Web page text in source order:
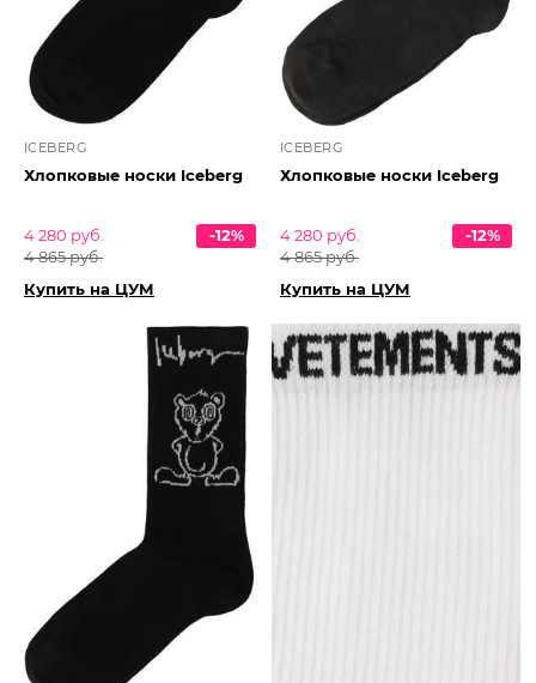
ICEBERG
Хлопковые носки Iceberg
4 280 руб.
4 865 руб.
-12%
Купить на ЦУМ
ICEBERG
Хлопковые носки Iceberg
4 280 руб.
4 865 руб.
-12%
Купить на ЦУМ